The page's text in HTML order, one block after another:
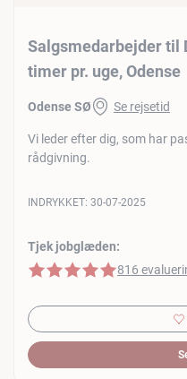
Salgsmedarbejder til
timer pr. uge, Odense
Odense SØ Se rejsetid
Vi leder efter dig, som har
rådgivning.
Tjek jobglæden:
5 af 5 stjerner
816
INDRYKKET: 30-07-2025